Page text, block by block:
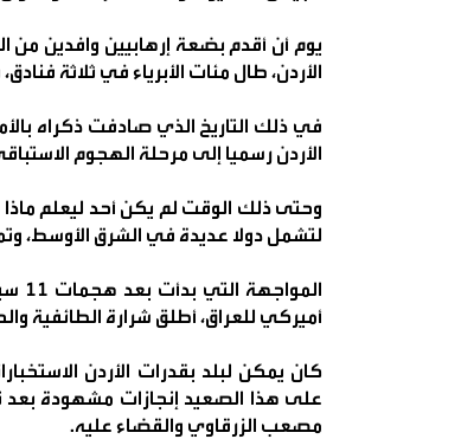
يوم أن أقدم بضعة إرهابيين وافدين من
الأردن، طال مئات الأبرياء في ثلاثة
في ذلك التاريخ الذي صادفت ذكراه
الأردن رسميا إلى مرحلة الهجوم
وحتى ذلك الوقت لم يكن أحد ليعلم ماذا
لتشمل دولا عديدة في الشرق الأوسط،
أميركي للعراق، أطلق شرارة الطائفية
كان يمكن لبلد بقدرات الأردن
على هذا الصعيد إنجازات مشهودة بعد
مصعب الزرقاوي والقضاء عليه.